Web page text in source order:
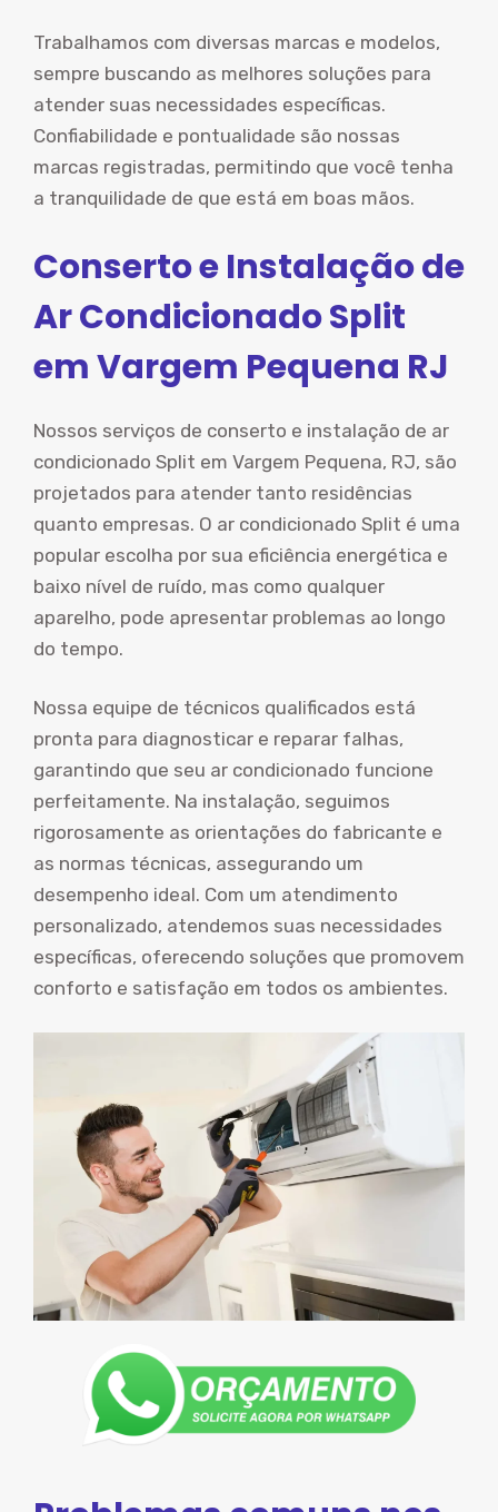
Trabalhamos com diversas marcas e modelos,
sempre buscando as melhores soluções para
atender suas necessidades específicas.
Confiabilidade e pontualidade são nossas
marcas registradas, permitindo que você tenha
a tranquilidade de que está em boas mãos.
Conserto e Instalação de
Ar Condicionado Split
em Vargem Pequena RJ
Nossos serviços de conserto e instalação de ar
condicionado Split em Vargem Pequena, RJ, são
projetados para atender tanto residências
quanto empresas. O ar condicionado Split é uma
popular escolha por sua eficiência energética e
baixo nível de ruído, mas como qualquer
aparelho, pode apresentar problemas ao longo
do tempo.
Nossa equipe de técnicos qualificados está
pronta para diagnosticar e reparar falhas,
garantindo que seu ar condicionado funcione
perfeitamente. Na instalação, seguimos
rigorosamente as orientações do fabricante e
as normas técnicas, assegurando um
desempenho ideal. Com um atendimento
personalizado, atendemos suas necessidades
específicas, oferecendo soluções que promovem
conforto e satisfação em todos os ambientes.